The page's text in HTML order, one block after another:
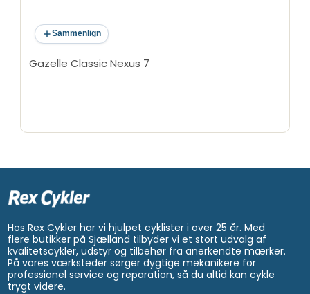
Sammenlign
Gazelle Classic Nexus 7
Hos Rex Cykler har vi hjulpet cyklister i over 25 år. Med
flere butikker på Sjælland tilbyder vi et stort udvalg af
kvalitetscykler, udstyr og tilbehør fra anerkendte mærker.
På vores værksteder sørger dygtige mekanikere for
professionel service og reparation, så du altid kan cykle
trygt videre.